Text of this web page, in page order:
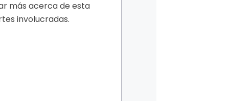
más acerca de esta
involucradas.